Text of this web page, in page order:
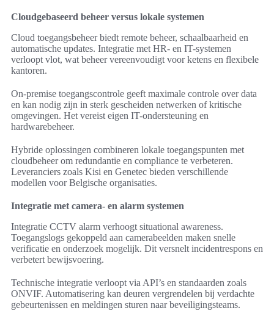
Cloudgebaseerd beheer versus lokale systemen
Cloud toegangsbeheer biedt remote beheer, schaalbaarheid en
automatische updates. Integratie met HR- en IT-systemen
verloopt vlot, wat beheer vereenvoudigt voor ketens en flexibele
kantoren.
On-premise toegangscontrole geeft maximale controle over data
en kan nodig zijn in sterk gescheiden netwerken of kritische
omgevingen. Het vereist eigen IT-ondersteuning en
hardwarebeheer.
Hybride oplossingen combineren lokale toegangspunten met
cloudbeheer om redundantie en compliance te verbeteren.
Leveranciers zoals Kisi en Genetec bieden verschillende
modellen voor Belgische organisaties.
Integratie met camera- en alarm systemen
Integratie CCTV alarm verhoogt situational awareness.
Toegangslogs gekoppeld aan camerabeelden maken snelle
verificatie en onderzoek mogelijk. Dit versnelt incidentrespons en
verbetert bewijsvoering.
Technische integratie verloopt via API’s en standaarden zoals
ONVIF. Automatisering kan deuren vergrendelen bij verdachte
gebeurtenissen en meldingen sturen naar beveiligingsteams.